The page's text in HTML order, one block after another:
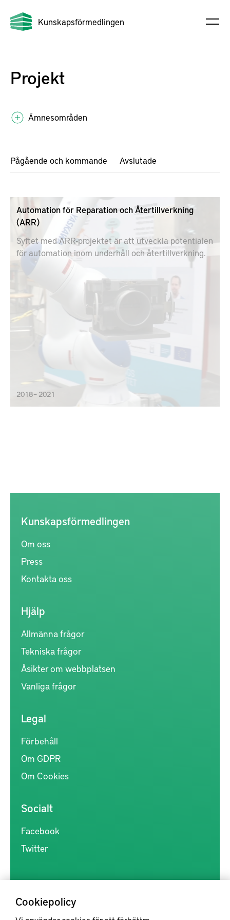
Kunskapsförmedlingen
Projekt
Ämnesområden
Pågående och kommande Avslutade
Automation för Reparation och Återtillverkning
(ARR)
Syftet med ARR-projektet är att utveckla potentialen
för automation inom underhåll och återtillverkning.
2018 – 2021
Cookiepolicy
Kunskapsförmedlingen
Om oss
Press
Kontakta oss
Hjälp
Allmänna frågor
Tekniska frågor
Åsikter om webbplatsen
Vanliga frågor
Legal
Förbehåll
Om GDPR
Om Cookies
Socialt
Facebook
Twitter